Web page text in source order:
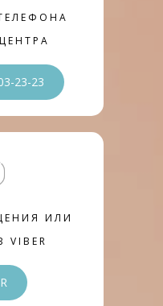
23-23
ИЛИ